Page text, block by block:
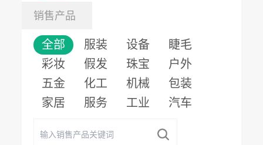
销售产品
全部 服装 设备
睫毛
彩妆
假发 珠宝
户外
五金
化工 机械
包装
家居
服务 工业 汽车